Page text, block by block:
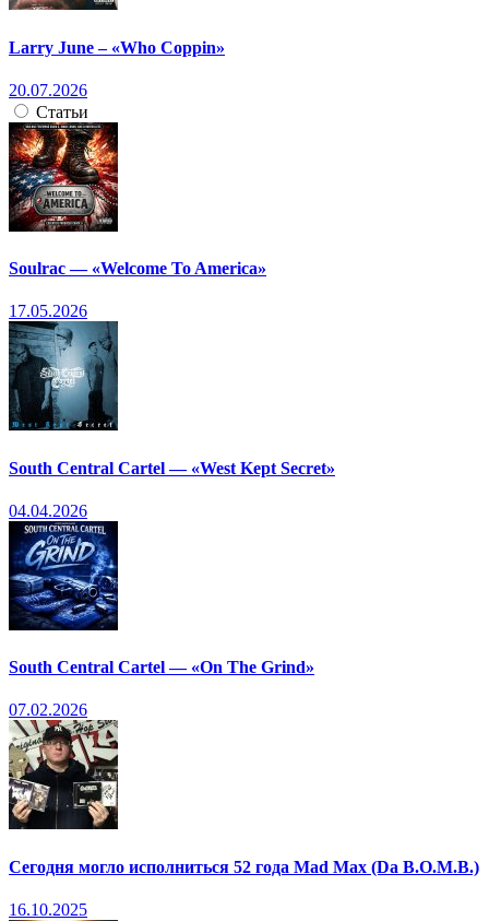
Larry June – «Who Coppin»
20.07.2026
Статьи
Soulrac — «Welcome To America»
17.05.2026
South Central Cartel — «West Kept Secret»
04.04.2026
South Central Cartel — «On The Grind»
07.02.2026
Сегодня могло исполниться 52 года Mad Max (Da B.O.M.B.)
16.10.2025